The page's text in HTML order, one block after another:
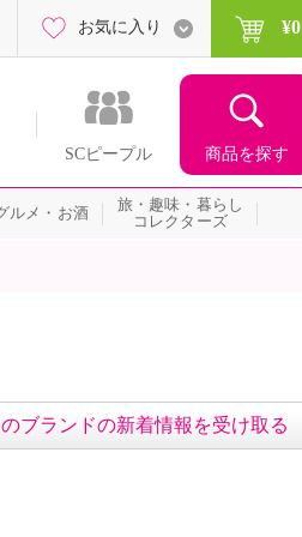
SCピープル 商品を探す
お気に入り ¥0
ルメ・お酒
旅・趣味・暮らし
コレクターズ
ブランドの新着情報を受け取る